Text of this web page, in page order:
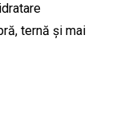
ternă și mai